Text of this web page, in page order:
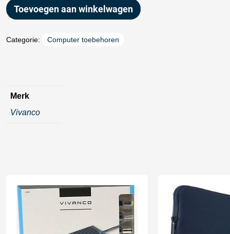
Toevoegen aan winkelwagen
Categorie: Computer toebehoren
Merk
Vivanco